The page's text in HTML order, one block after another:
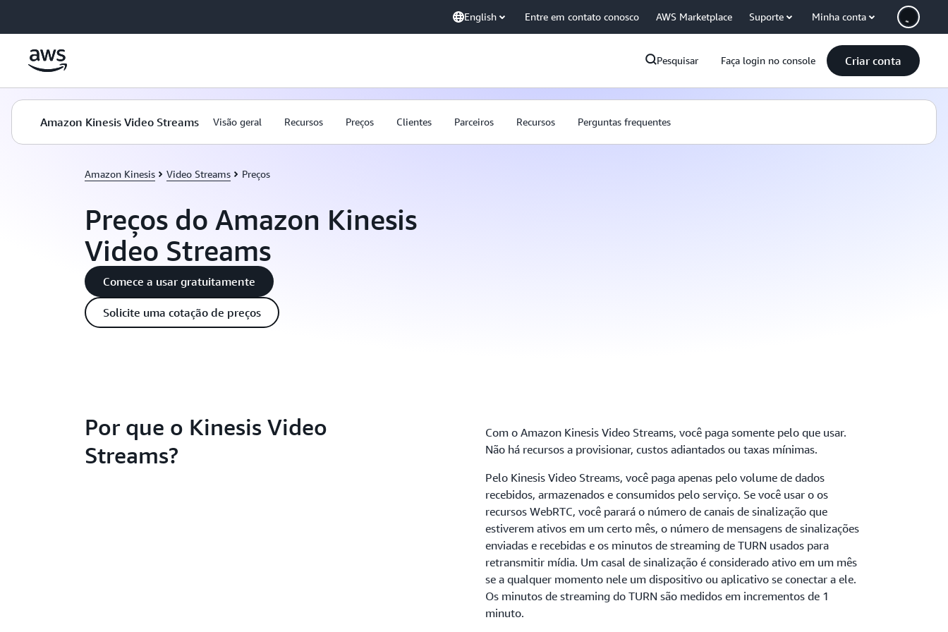
English Entre em contato conosco AWS Marketplace Suporte Minha conta
Pesquisar Faça login no console Criar conta
Amazon Kinesis Video Streams Visão geral Recursos Preços Clientes Parceiros Recursos Perguntas frequentes
Amazon Kinesis Video Streams Preços
Preços do Amazon Kinesis
Video Streams
Comece a usar gratuitamente
Solicite uma cotação de preços
Por que o Kinesis Video
Streams?
Com o Amazon Kinesis Video Streams, você paga somente pelo que usar.
Não há recursos a provisionar, custos adiantados ou taxas mínimas.
Pelo Kinesis Video Streams, você paga apenas pelo volume de dados
recebidos, armazenados e consumidos pelo serviço. Se você usar o os
recursos WebRTC, você parará o número de canais de sinalização que
estiverem ativos em um certo mês, o número de mensagens de sinalizações
enviadas e recebidas e os minutos de streaming de TURN usados para
retransmitir mídia. Um casal de sinalização é considerado ativo em um mês
se a qualquer momento nele um dispositivo ou aplicativo se conectar a ele.
Os minutos de streaming do TURN são medidos em incrementos de 1
minuto.